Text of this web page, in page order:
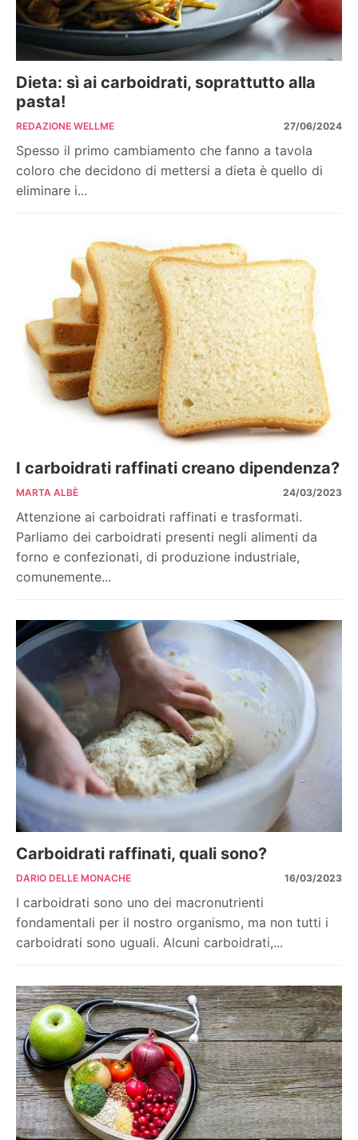
Dieta: sì ai carboidrati, soprattutto alla
pasta!
REDAZIONE WELLME 27/06/2024
Spesso il primo cambiamento che fanno a tavola
coloro che decidono di mettersi a dieta è quello di
eliminare i...
I carboidrati raffinati creano dipendenza?
MARTA ALBÈ 24/03/2023
Attenzione ai carboidrati raffinati e trasformati.
Parliamo dei carboidrati presenti negli alimenti da
forno e confezionati, di produzione industriale,
comunemente...
Carboidrati raffinati, quali sono?
DARIO DELLE MONACHE 16/03/2023
I carboidrati sono uno dei macronutrienti
fondamentali per il nostro organismo, ma non tutti i
carboidrati sono uguali. Alcuni carboidrati,...